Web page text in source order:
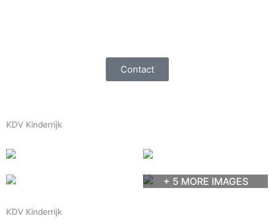
Contact
KDV Kinderrijk
+ 5 MORE IMAGES
KDV Kinderrijk